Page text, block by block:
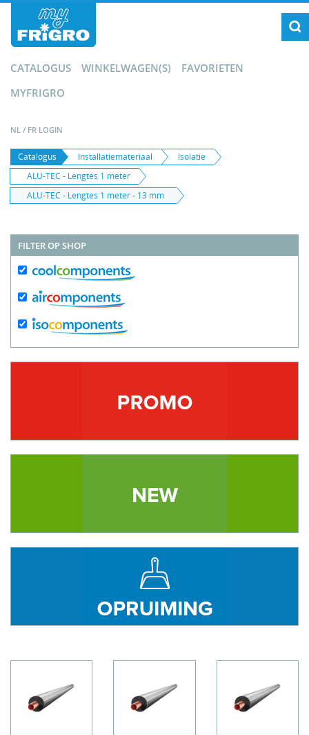
CATALOGUS WINKELWAGEN(S)
FAVORIETEN
MYFRIGRO
NL / FR LOGIN
Catalogus Installatiemateriaal
Isolatie
ALU-TEC - Lengtes 1 meter
ALU-TEC - Lengtes 1 meter - 13 mm
FILTER OP SHOP